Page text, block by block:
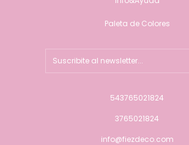
Paleta de Colores
543765021824
3765021824
info@fiezdeco.com